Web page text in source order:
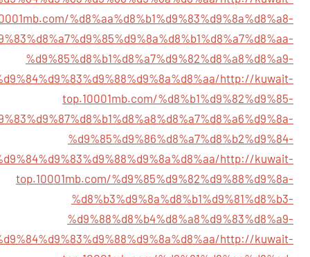
%d8%aa%d8%b1%d9%83%d9%8a%d8%a8-
%d9%85%d8%b1%d8%a7%d9%82%d8%a8%d8%a9-
http://kuwait-
top.10001mb.com/%d8%b1%d9%82%d9%85-
%d9%85%d9%86%d8%a7%d8%b2%d9%84-
http://kuwait-
top.10001mb.com/%d9%85%d9%82%d9%88%d9%8a-
%d8%b3%d9%8a%d8%b1%d9%81%d8%b3-
%d9%88%d8%b4%d8%a8%d9%83%d8%a9-
http://kuwait-